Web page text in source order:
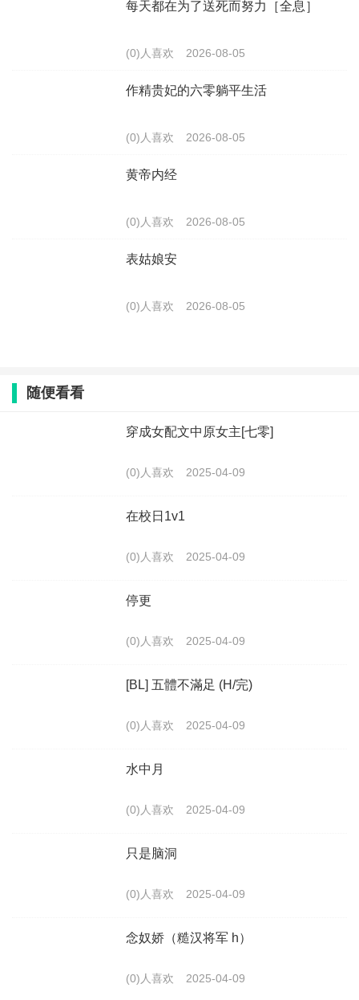
每天都在为了送死而努力［全息］
(0)人喜欢 2026-08-05
作精贵妃的六零躺平生活
(0)人喜欢 2026-08-05
黄帝内经
(0)人喜欢 2026-08-05
表姑娘安
(0)人喜欢 2026-08-05
随便看看
穿成女配文中原女主[七零]
(0)人喜欢 2025-04-09
在校日1v1
(0)人喜欢 2025-04-09
停更
(0)人喜欢 2025-04-09
[BL] 五體不滿足 (H/完)
(0)人喜欢 2025-04-09
水中月
(0)人喜欢 2025-04-09
只是脑洞
(0)人喜欢 2025-04-09
念奴娇（糙汉将军 h）
(0)人喜欢 2025-04-09